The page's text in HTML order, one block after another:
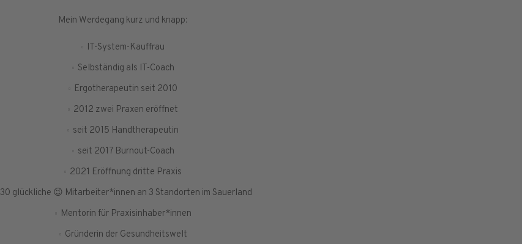
Mein Werdegang kurz und knapp:
IT-System-Kauffrau
Selbständig als IT-Coach
Ergotherapeutin seit 2010
2012 zwei Praxen eröffnet
seit 2015 Handtherapeutin
seit 2017 Burnout-Coach
2021 Eröffnung dritte Praxis
30 glückliche 😉 Mitarbeiter*innen an 3 Standorten im Sauerland
Mentorin für Praxisinhaber*innen
Gründerin der Gesundheitswelt